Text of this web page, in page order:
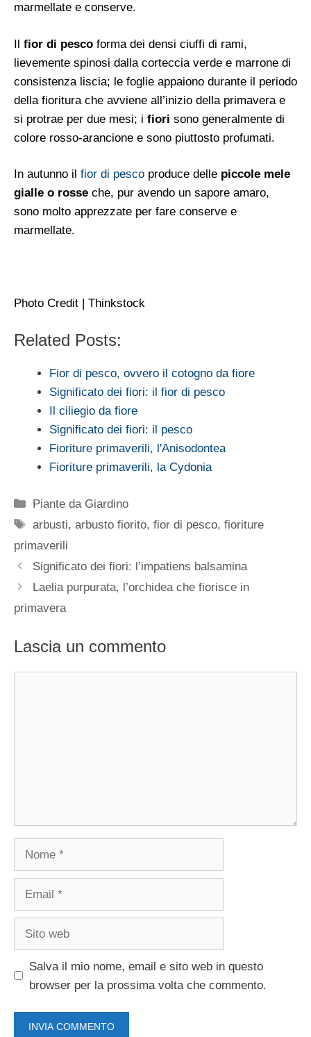
marmellate e conserve.
Il fior di pesco forma dei densi ciuffi di rami,
lievemente spinosi dalla corteccia verde e marrone di
consistenza liscia; le foglie appaiono durante il periodo
della fioritura che avviene all’inizio della primavera e
si protrae per due mesi; i fiori sono generalmente di
colore rosso-arancione e sono piuttosto profumati.
In autunno il fior di pesco produce delle piccole mele
gialle o rosse che, pur avendo un sapore amaro,
sono molto apprezzate per fare conserve e
marmellate.
Photo Credit | Thinkstock
Related Posts:
Fior di pesco, ovvero il cotogno da fiore
Significato dei fiori: il fior di pesco
Il ciliegio da fiore
Significato dei fiori: il pesco
Fioriture primaverili, l'Anisodontea
Fioriture primaverili, la Cydonia
Categorie
Piante da Giardino
Tag
arbusti,arbusto fiorito,fior di pesco,fioriture
primaverili
Significato dei fiori: l’impatiens balsamina
Laelia purpurata, l’orchidea che fiorisce in
primavera
Lascia un commento
Salva il mio nome, email e sito web in questo
browser per la prossima volta che commento.